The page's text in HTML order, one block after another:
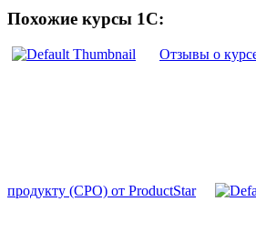
Похожие курсы 1С:
Отзывы о
продукту (CPO) от ProductStar